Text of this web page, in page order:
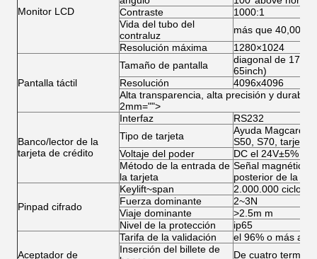
Monitor LCD
Contraste
1000:1
Vida del tubo del
contraluz
más que
Resolución máxima
1280×1024
Pantalla táctil
Tamaño de pantalla
diagonal de 17/
65inch)
Resolución
4096x4096
Alta transparencia, alta precisión y
2mm="">
Banco/lector de la
tarjeta de crédito
Interfaz
RS232
Tipo de tarjeta
Ayuda Magcard,
S50, S70, tarjeta
Voltaje del poder
DC el 24V±5%
Método de la entrada de
la tarjeta
Señal magnética,
posterior de la
Pinpad cifrado
Keylift~span
2.000.000 ciclos
Fuerza dominante
2~3N
Viaje dominante
>2.5m m
Nivel de la protección
ip65
Aceptador de
Tarifa de la validación
el 96% o más alto
Inserción del billete de
De cuatro